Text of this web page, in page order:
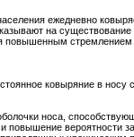
ежедневно
на
повышенным
ковыряние в
носа,
повышение вероятности